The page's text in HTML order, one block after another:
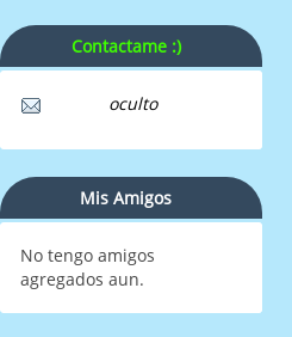
Contactame :)
oculto
Mis Amigos
No tengo amigos
agregados aun.